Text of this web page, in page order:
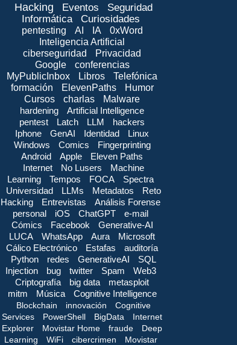
Hacking Eventos
Seguridad
Informática
Curiosidades
pentesting AI IA
0xWord
Inteligencia Artificial
ciberseguridad
Privacidad
Google
conferencias
MyPublicInbox
Libros
Telefónica
formación
ElevenPaths
Humor
Cursos
charlas
Malware
hardening
Artificial Intelligence
pentest
Latch LLM
hackers
Iphone
GenAI Identidad
Linux
Windows
Comics
Fingerprinting
Android
Apple
Eleven Paths
Internet
No Lusers
Machine
Learning
Tempos FOCA
Spectra
Universidad
LLMs Metadatos
Reto
Hacking
Entrevistas
Análisis Forense
personal
iOS ChatGPT
e-mail
Cómics
Facebook
Generative-AI
LUCA
WhatsApp Aura
Microsoft
Cálico Electrónico
Estafas
auditoría
Python
redes GenerativeAI
SQL
Injection
bug twitter Spam
Web3
Criptografía
big data
metasploit
mitm
Música Cognitive Intelligence
Blockchain innovación
Cognitive
Services
PowerShell BigData
Internet
Explorer
Movistar Home fraude
Deep
Learning
WiFi cibercrimen
Movistar